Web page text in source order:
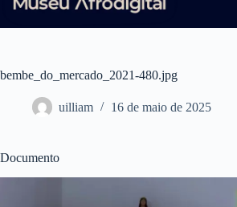
bembe_do_mercado_2021-480.jpg
uilliam 16 de maio de 2025
Documento